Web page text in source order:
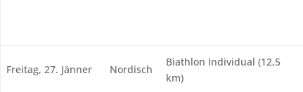
Freitag, 27. Jänner Nordisch
Biathlon Individual (12,5
km)